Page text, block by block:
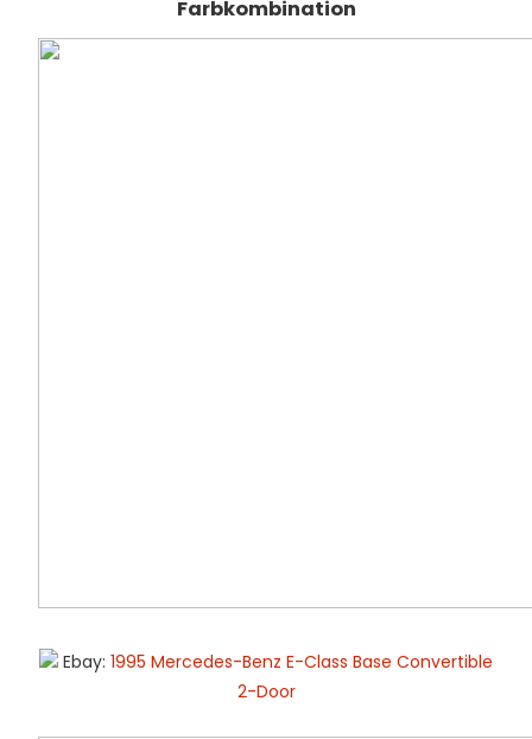
Farbkombination
Ebay: 1995 Mercedes-Benz E-Class Base Convertible
2-Door